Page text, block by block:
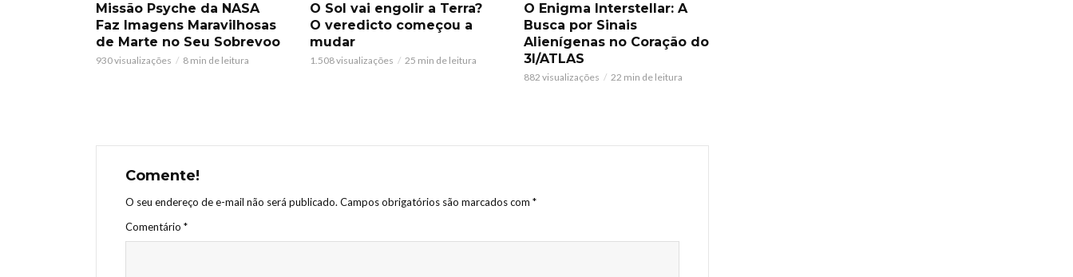
Missão Psyche da NASA
Faz Imagens Maravilhosas
de Marte no Seu Sobrevoo
930 visualizações 8 min de leitura
O Sol vai engolir a Terra?
O veredicto começou a
mudar
1.508 visualizações 25 min de leitura
O Enigma Interstellar: A
Busca por Sinais
Alienígenas no Coração do
3I/ATLAS
882 visualizações 22 min de leitura
Comente!
O seu endereço de e-mail não será publicado. Campos obrigatórios são marcados com *
Comentário *